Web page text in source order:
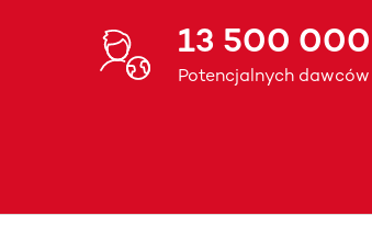
13 500 000
Potencjalnych